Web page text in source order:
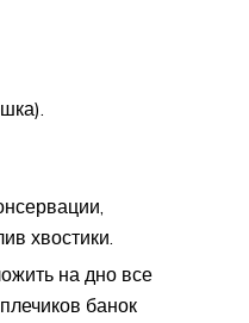
хвостики.
на дно все
банок